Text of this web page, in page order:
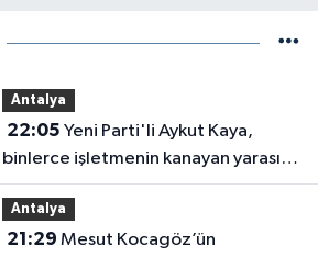
Antalya
22:05
binlerce işletmenin kanayan yarasını
Meclis'e taşıdı
Antalya
21:29